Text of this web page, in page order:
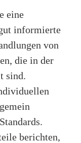
eine
informierte
von
die in der
sind.
berichten,